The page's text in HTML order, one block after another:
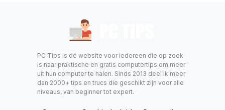
PC Tips is dé website voor iedereen die op zoek
is naar praktische en gratis computertips om meer
uit hun computer te halen. Sinds 2013 deel ik meer
dan 2000+ tips en trucs die geschikt zijn voor alle
niveaus, van beginner tot expert.